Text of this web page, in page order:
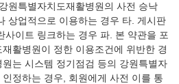
원특별자치도재활병원의 사전 승낙
상업적으로 이용하는 경우 타. 게시판
사이트 링크하는 경우 파. 본 약관을 포
활병원이 정한 이용조건에 위반한 경
는 시스템 정기점검 등의 강원특별자
정하는 경우, 회원에게 사전 이를 통